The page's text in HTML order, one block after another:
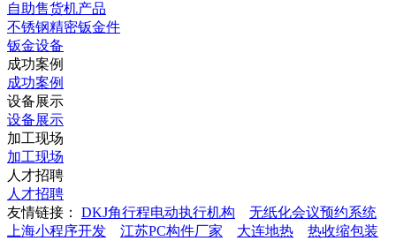
自助售货机产品
不锈钢精密钣金件
钣金设备
成功案例
成功案例
设备展示
设备展示
加工现场
加工现场
人才招聘
人才招聘
友情链接： DKJ角行程电动执行机构
无纸化会议预约系统
上海小程序开发
江苏PC构件厂家 大连地热
热收缩包装